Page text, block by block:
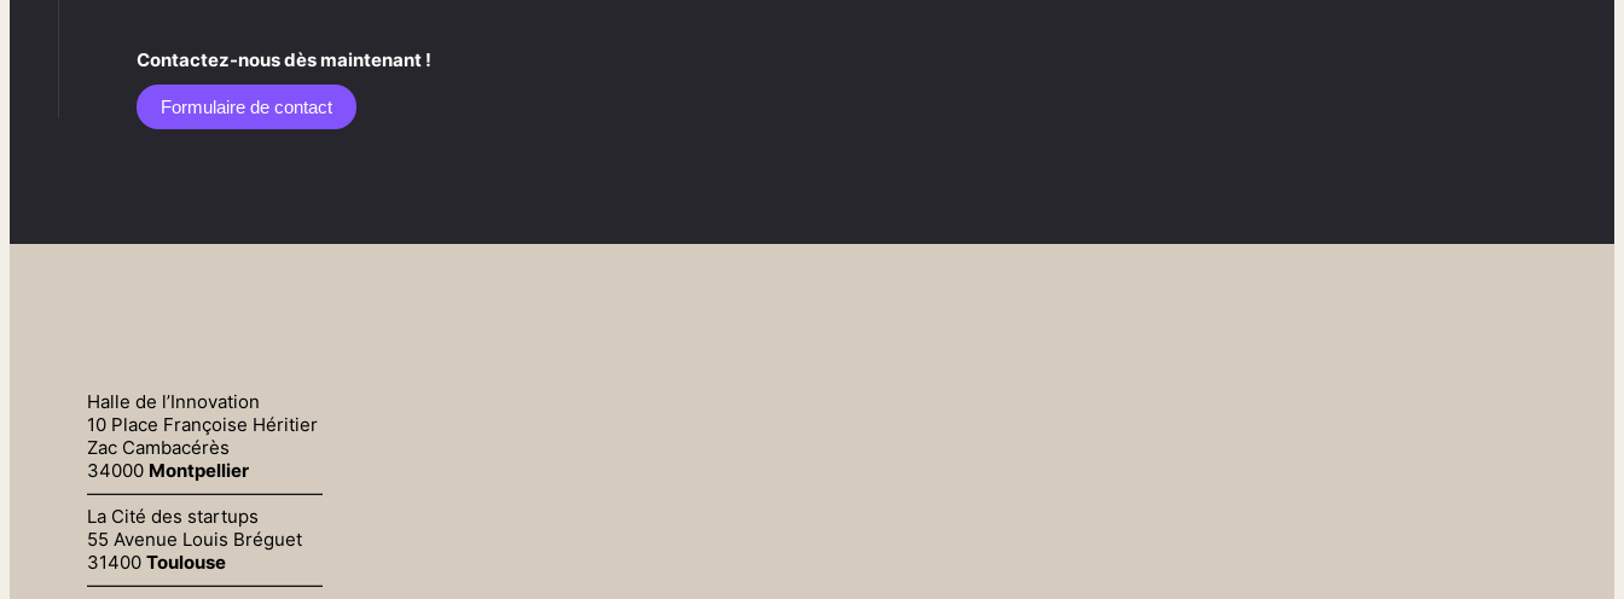
Contactez-nous dès maintenant !
Formulaire de contact​
Halle de l’Innovation
10 Place Françoise Héritier
Zac Cambacérès
34000 Montpellier
—————————————
La Cité des startups
55 Avenue Louis Bréguet
31400 Toulouse
—————————————